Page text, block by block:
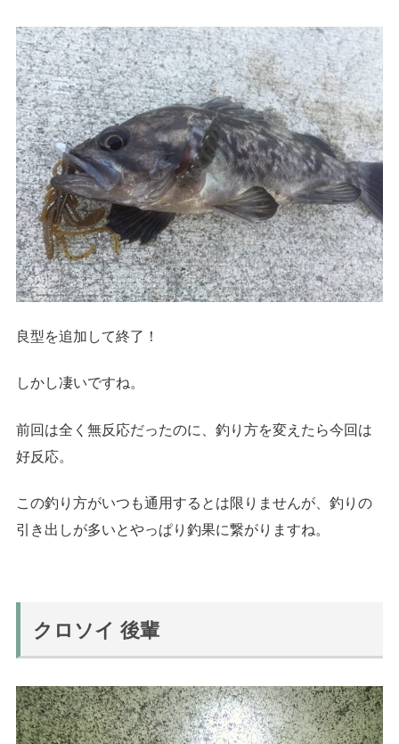
良型を追加して終了！
しかし凄いですね。
前回は全く無反応だったのに、釣り方を変えたら今回は
好反応。
この釣り方がいつも通用するとは限りませんが、釣りの
引き出しが多いとやっぱり釣果に繋がりますね。
クロソイ 後輩